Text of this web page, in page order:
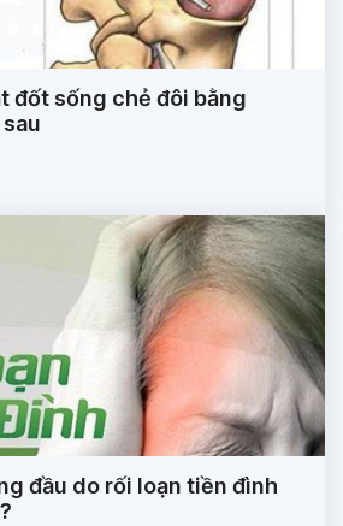
đốt sống chẻ đôi bằng
đầu do rối loạn tiền đình